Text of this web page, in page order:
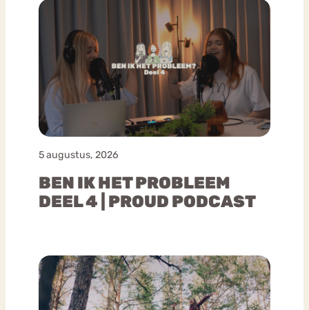
5 augustus, 2026
BEN IK HET PROBLEEM
DEEL 4 | PROUD PODCAST